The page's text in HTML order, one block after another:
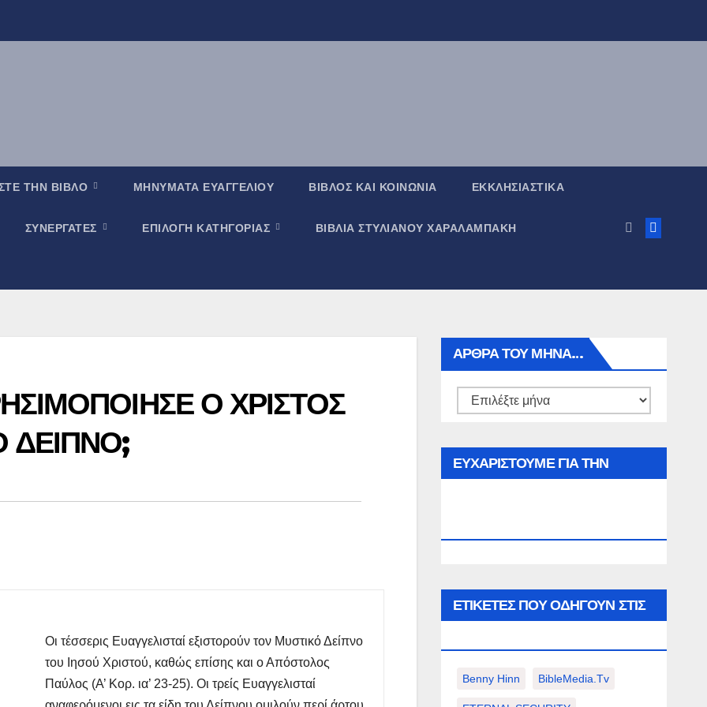
ΤΗΝ ΒΙΒΛΟ ΜΗΝΥΜΑΤΑ ΕΥΑΓΓΕΛΙΟΥ ΒΙΒΛΟΣ ΚΑΙ ΚΟΙΝΩΝΙΑ ΕΚΚΛΗΣΙΑΣΤΙΚΑ
ΣΥΝΕΡΓΑΤΕΣ ΕΠΙΛΟΓΗ ΚΑΤΗΓΟΡΙΑΣ ΒΙΒΛΙΑ ΣΤΥΛΙΑΝΟΥ ΧΑΡΑΛΑΜΠΑΚΗ
Ο ΧΡΙΣΤΟΣ
ΔΕΙΠΝΟ;
Οι τέσσερις Ευαγγελισταί εξιστορούν τον Μυστικό Δείπνο
του Ιησού Χριστού, καθώς επίσης και ο Απόστολος
Παύλος (Α’ Κορ. ια’ 23-25). Οι τρείς Ευαγγελισταί
ΑΡΘΡΑ ΤΟΥ ΜΉΝΑ…
Αρθρα
μήνα…
ΕΥΧΑΡΙΣΤΟΥΜΕ ΓΙΑ ΤΗΝ
ΕΤΙΚΈΤΕΣ ΠΟΥ ΟΔΗΓΟΎΝ ΣΤΙΣ
Benny Hinn BibleMedia.tv